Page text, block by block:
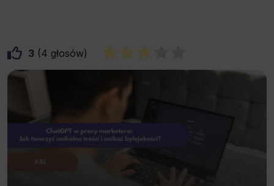
3 4